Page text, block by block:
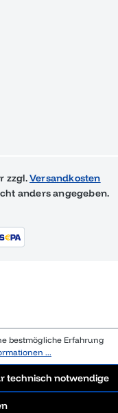
zzgl.Versandkosten
anders angegeben.
bestmögliche Erfahrung
...
technisch notwendige